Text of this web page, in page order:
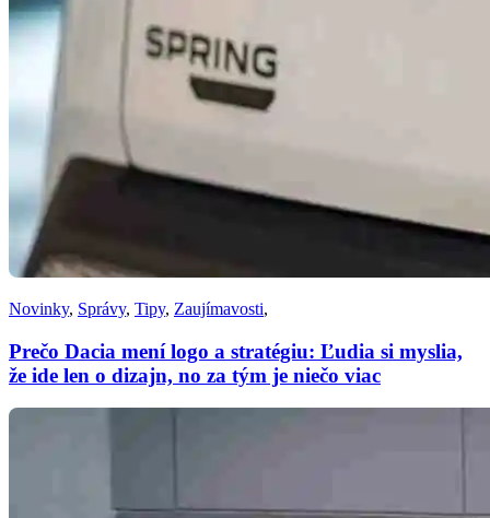
Novinky, Správy, Tipy, Zaujímavosti,
Prečo Dacia mení logo a stratégiu: Ľudia si myslia,
že ide len o dizajn, no za tým je niečo viac